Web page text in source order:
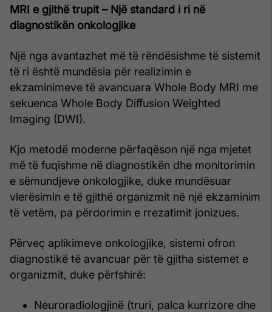
MRI e gjithë trupit – Një standard i ri në
diagnostikën onkologjike
Një nga avantazhet më të rëndësishme të sistemit
të ri është mundësia për realizimin e
ekzaminimeve të avancuara Whole Body MRI me
sekuenca Whole Body Diffusion Weighted
Imaging (DWI).
Kjo metodë moderne përfaqëson një nga mjetet
më të fuqishme në diagnostikën dhe monitorimin
e sëmundjeve onkologjike, duke mundësuar
vlerësimin e të gjithë organizmit në një ekzaminim
të vetëm, pa përdorimin e rrezatimit jonizues.
Përveç aplikimeve onkologjike, sistemi ofron
diagnostikë të avancuar për të gjitha sistemet e
organizmit, duke përfshirë:
Neuroradiologjinë (truri, palca kurrizore dhe